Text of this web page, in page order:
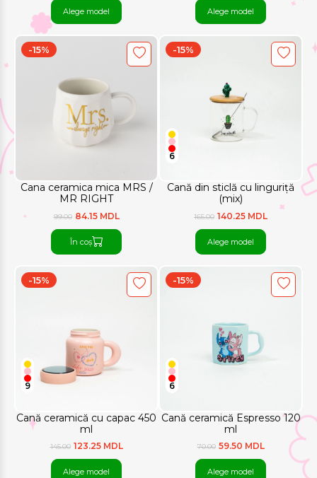
Alege model Alege model
Cana ceramica mica MRS /
MR RIGHT
-15%
99.00 84.15 MDL
În coș
Cană din sticlă cu linguriță
(mix)
-15%
6
165.00 140.25 MDL
Alege model
Cană ceramică cu capac 450
ml
-15%
9
145.00 123.25 MDL
Alege model
Cană ceramică Espresso 120
ml
-15%
6
70.00 59.50 MDL
Alege model